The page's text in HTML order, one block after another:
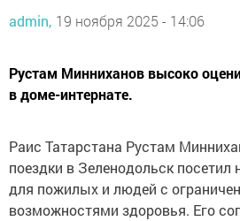
admin, 19 ноября 2025 - 14:06
Рустам Минниханов высоко
в доме-интернате.
Раис Татарстана Рустам
поездки в Зеленодольск
для пожилых и людей с
возможностями здоровья. Его